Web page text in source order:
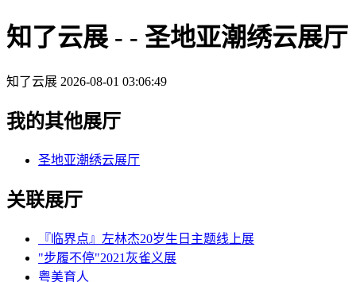
知了云展 - - 圣地亚潮绣云展厅
知了云展 2026-08-01 03:06:49
我的其他展厅
圣地亚潮绣云展厅
关联展厅
『临界点』左林杰20岁生日主题线上展
"步履不停"2021灰雀义展
粤美育人